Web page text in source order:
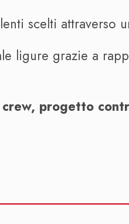
scelti attraverso
ligure grazie a
progetto